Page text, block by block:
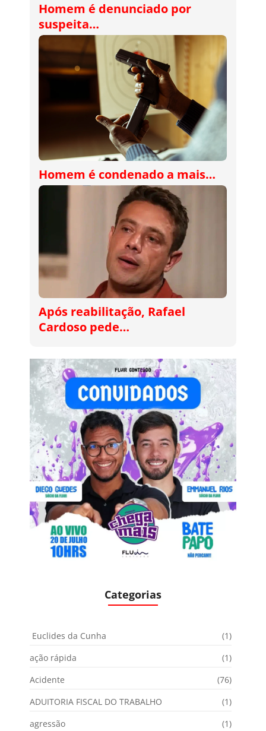
Homem é denunciado por
suspeita…
Homem é condenado a mais…
Após reabilitação, Rafael
Cardoso pede…
Categorias
Euclides da Cunha
(1)
ação rápida
(1)
Acidente
(76)
ADUITORIA FISCAL DO TRABALHO
(1)
agressão
(1)